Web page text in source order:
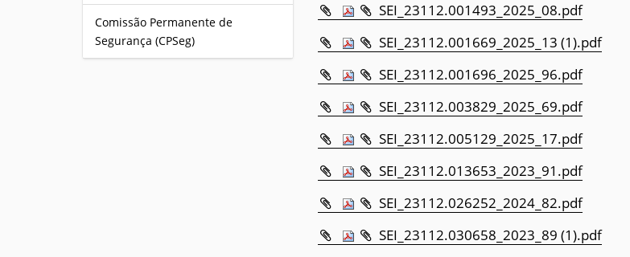
Comissão Permanente de
Segurança (CPSeg)
SEI_23112.001493_2025_08.pdf
SEI_23112.001669_2025_13 (1).pdf
SEI_23112.001696_2025_96.pdf
SEI_23112.003829_2025_69.pdf
SEI_23112.005129_2025_17.pdf
SEI_23112.013653_2023_91.pdf
SEI_23112.026252_2024_82.pdf
SEI_23112.030658_2023_89 (1).pdf